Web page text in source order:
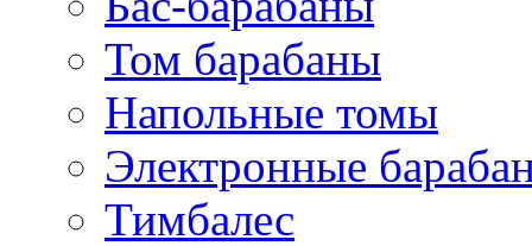
Том барабаны
Напольные томы
Электронные
Тимбалес